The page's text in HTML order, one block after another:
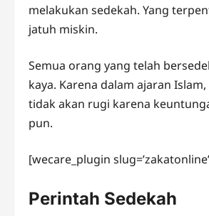
melakukan sedekah. Yang
jatuh miskin.
Semua orang yang telah
kaya. Karena dalam ajaran
tidak akan rugi karena
pun.
[wecare_plugin
Perintah Sedekah